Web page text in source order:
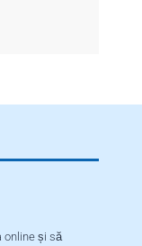
online și să